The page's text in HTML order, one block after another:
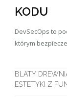
KODU
DevSecOps to
którym
BLATY
ESTETYKI Z